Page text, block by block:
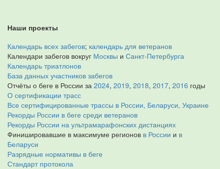
Наши проекты
Календарь всех забегов; календарь для ветеранов
Календари забегов вокруг Москвы и Санкт-Петербурга
Календарь триатлонов
База данных участников забегов
Отчёты о беге в России за 2024, 2019, 2018, 2017, 2016 годы
О сертификации трасс
Все сертифицированные трассы в России, Беларуси, Украине
Рекорды России в беге среди ветеранов
Рекорды России на ультрамарафонских дистанциях
Финишировавшие в максимуме регионов в России и в
Беларуси
Разрядные нормативы в беге
Стандарт протокола